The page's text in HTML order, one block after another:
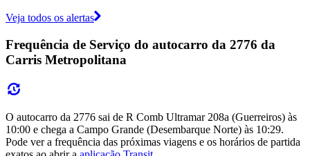
Veja todos os alertas
Frequência de Serviço do autocarro da 2776 da
Carris Metropolitana
O autocarro da 2776 sai de R Comb Ultramar 208a (Guerreiros) às
10:00 e chega a Campo Grande (Desembarque Norte) às 10:29.
Pode ver a frequência das próximas viagens e os horários de partida